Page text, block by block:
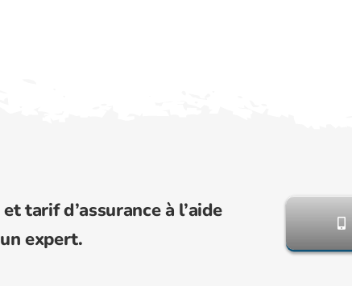
tarif d’assurance à l’aide
expert.